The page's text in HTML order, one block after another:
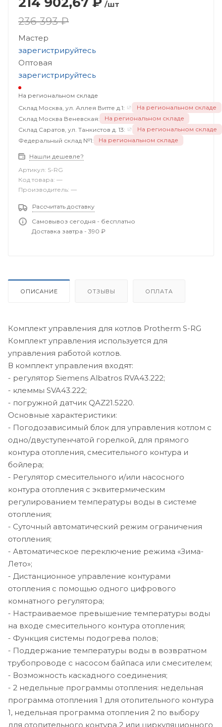
/шт
236 393 ₽
Мастер
зарегистрируйтесь
Оптовая
зарегистрируйтесь
На региональном складе
Склад Москва, ул. Аллея Витте д.1:
На региональном складе
Склад Москва Веневская:
На региональном складе
Склад Саратов, ул. Танкистов д. 13:
На региональном складе
Федеральный склад №1:
На региональном складе
Нашли дешевле?
Артикул: S-RG
Код товара: —
Производитель: —
Рассчитать доставку
Самовывоз сегодня - бесплатно
Доставка завтра - 390 ₽
ОПИСАНИЕ ОТЗЫВЫ ОПЛАТА
Комплект управления для котлов Protherm S-RG
Комплект управления используется для
управления работой котлов.
В комплект управления входят:
- регулятор Siemens Albatros RVA43.222;
- клеммы SVA43.222;
- погружной датчик QAZ21.5220.
Основные характеристики:
- Погодозависимый блок для управления котлом с
одно/двуступенчатой горелкой, для прямого
контура отопления, смесительного контура и
бойлера;
- Регулятор смесительного и/или насосного
контура отопления с эквитермическим
регулированием температуры воды в системе
отопления;
- Суточный автоматический режим ограничения
отопления;
- Автоматическое переключение режима «Зима-
Лето»;
- Дистанционное управление контурами
отопления с помощью одного цифрового
комнатного регулятора;
- Настраиваемое превышение температуры воды
на входе смесительного контура отопления;
- Функция системы подогрева полов;
- Поддержание температуры воды в возвратном
трубопроводе с насосом байпаса или смесителем;
- Возможность каскадного соединения;
- 2 недельные программы отопления: недельная
программа отопления 1 для отопительного контура
1, недельная программа отопления 2 по выбору
для отопительного контура 2 или циркуляционного